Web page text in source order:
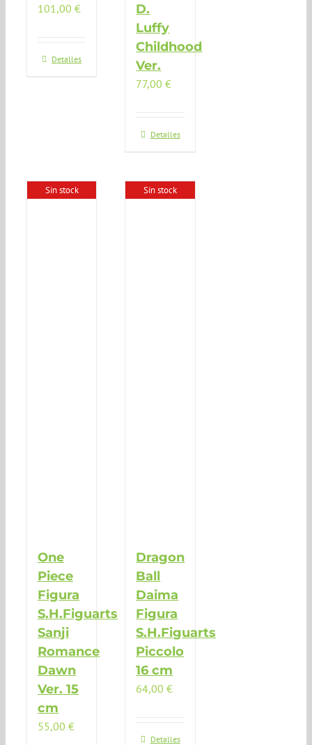
101,00 €
Detalles
D.
Luffy
Childhood
Ver.
77,00€
Detalles
Sin stock
One
Piece
Figura
S.H.Figuarts
Sanji
Romance
Dawn
Ver. 15
cm
55,00 €
Sin stock
Dragon
Ball
Daima
Figura
S.H.Figuarts
Piccolo
16 cm
64,00€
Detalles